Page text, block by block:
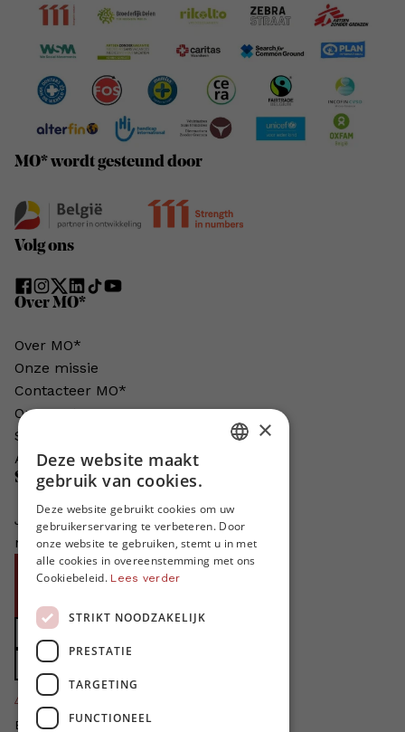
MO* wordt gesteund door
Volg ons
Over MO*
Over MO*
Onze missie
Contacteer MO*
Onze auteurs
Schrijven voor MO*?
Adverteren in MO*
Steun MO*
Je helpt ons groeien. MO* bestaat
niet zonder jouw steun!
Doe een gift
Zet MO* in uw testament
4424
Bedankt voor jullie steun!
ENGLISH
×
Deze website maakt
gebruik van cookies.
Deze website gebruikt cookies om uw
gebruikerservaring te verbeteren. Door
onze website te gebruiken, stemt u in met
alle cookies in overeenstemming met ons
Cookiebeleid. Lees verder
STRIKT NOODZAKELIJK
PRESTATIE
TARGETING
FUNCTIONEEL